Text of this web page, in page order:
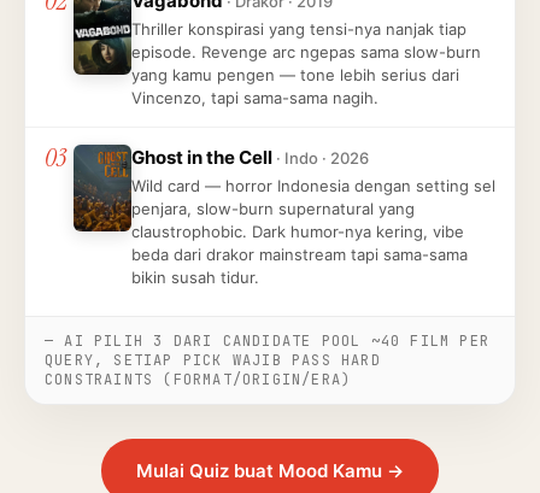
Thriller konspirasi yang tensi-nya nanjak tiap
episode. Revenge arc ngepas sama slow-burn
yang kamu pengen — tone lebih serius dari
Vincenzo, tapi sama-sama nagih.
03 Ghost in the Cell · Indo · 2026
Wild card — horror Indonesia dengan setting sel
penjara, slow-burn supernatural yang
claustrophobic. Dark humor-nya kering, vibe
beda dari drakor mainstream tapi sama-sama
bikin susah tidur.
— AI PILIH 3 DARI CANDIDATE POOL ~40 FILM PER
QUERY, SETIAP PICK WAJIB PASS HARD
CONSTRAINTS (FORMAT/ORIGIN/ERA)
Mulai Quiz buat Mood Kamu →